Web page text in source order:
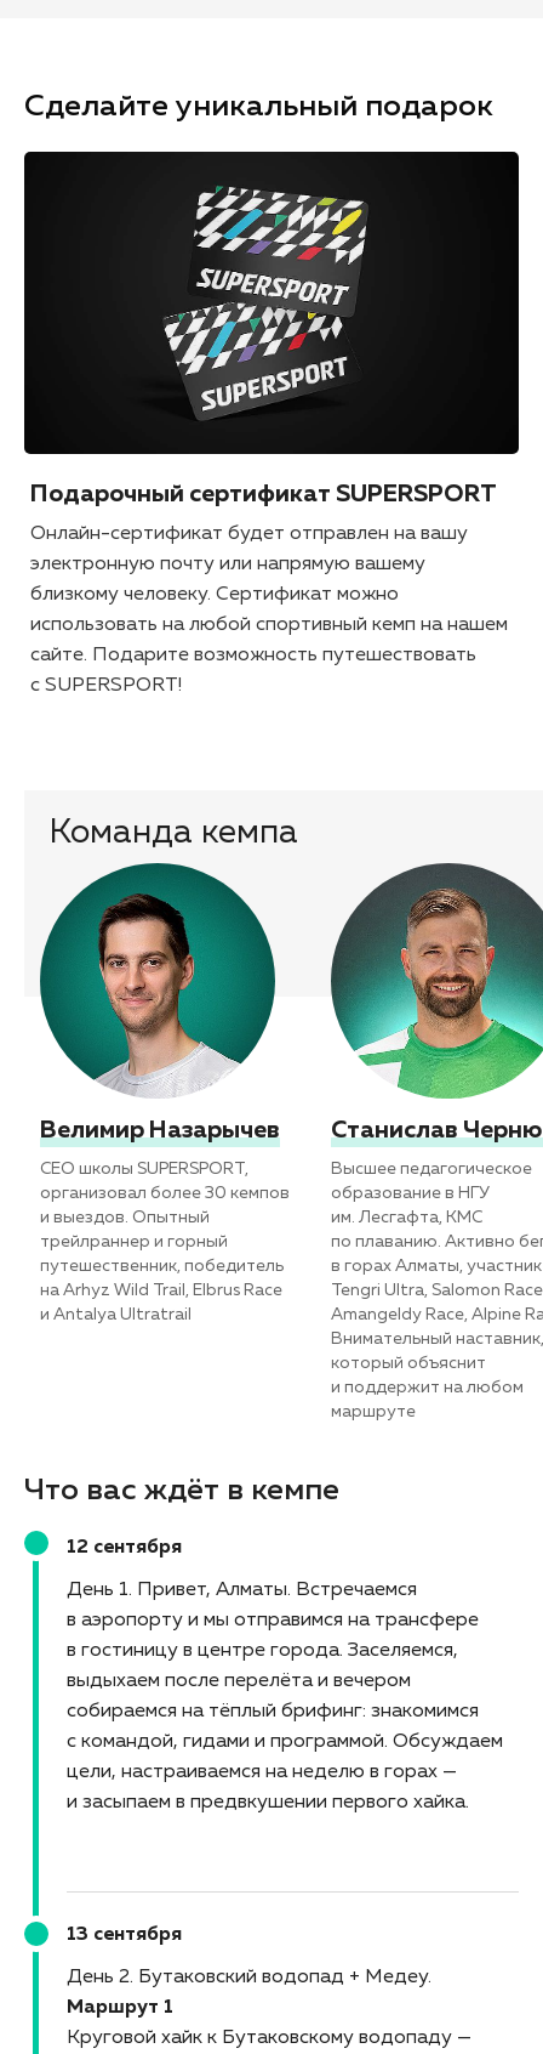
Сделайте уникальный подарок
Подарочный сертификат SUPERSPORT
Онлайн-сертификат будет отправлен на вашу
электронную почту или напрямую вашему
близкому человеку. Сертификат можно
использовать на любой спортивный кемп на нашем
сайте. Подарите возможность путешествовать
с SUPERSPORT!
Команда кемпа
Велимир Назарычев
CEO школы SUPERSPORT,
организовал более 30 кемпов
и выездов. Опытный
трейлраннер и горный
путешественник, победитель
на Arhyz Wild Trail, Elbrus Race
и Antalya Ultratrail
Станислав
Высшее педагогическое
образование в НГУ
им. Лесгафта, КМС
по плаванию. Активно
в горах Алматы, участник
Tengri Ultra, Salomon
Amangeldy Race, Alpine
Внимательный наставник,
который объяснит
и поддержит на любом
маршруте
Что вас ждёт в кемпе
12 сентября
День 1. Привет, Алматы
Встречаемся
в аэропорту и мы отправимся на трансфере
в гостиницу в центре города. Заселяемся,
выдыхаем после перелёта и вечером
собираемся на тёплый брифинг: знакомимся
с командой, гидами и программой. Обсуждаем
цели, настраиваемся на неделю в горах —
и засыпаем в предвкушении первого хайка.
13 сентября
День 2. Бутаковский водопад + Медеу
Маршрут 1
Круговой хайк к Бутаковскому водопаду —